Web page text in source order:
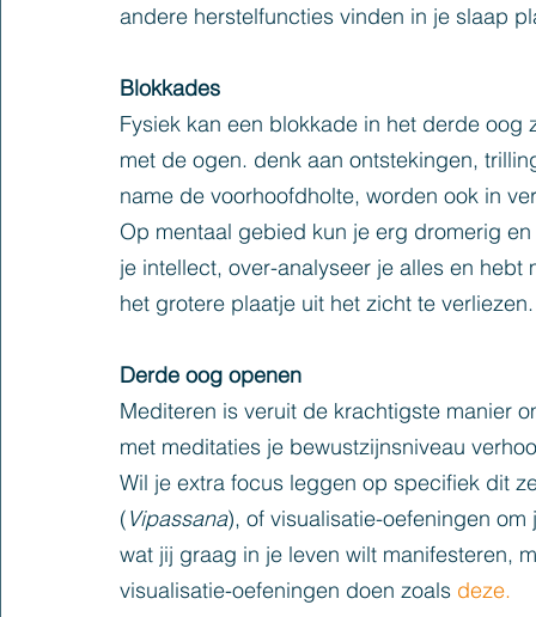
andere herstelfuncties vinden in je slaap
Blokkades
Fysiek kan een blokkade in het derde
met de ogen. denk aan ontstekingen,
name de voorhoofdholte, worden ook in
Op mentaal gebied kun je erg dromerig
je intellect, over-analyseer je alles en
het grotere plaatje uit het zicht te verliezen.
Derde oog openen
Mediteren is veruit de krachtigste manier
met meditaties je bewustzijnsniveau
Wil je extra focus leggen op specifiek dit
(Vipassana), of visualisatie-oefeningen
wat jij graag in je leven wilt manifesteren,
visualisatie-oefeningen doen zoals deze.